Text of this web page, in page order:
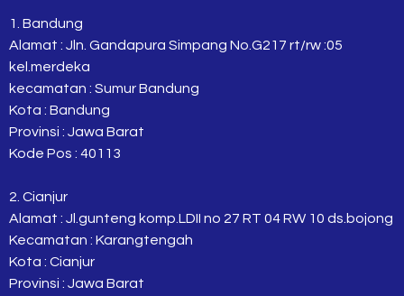
1. Bandung
Alamat : Jln. Gandapura Simpang No.G217 rt/rw :05
kel.merdeka
kecamatan : Sumur Bandung
Kota : Bandung
Provinsi : Jawa Barat
Kode Pos : 40113
2. Cianjur
Alamat : Jl.gunteng komp.LDII no 27 RT 04 RW 10 ds.bojong
Kecamatan : Karangtengah
Kota : Cianjur
Provinsi : Jawa Barat